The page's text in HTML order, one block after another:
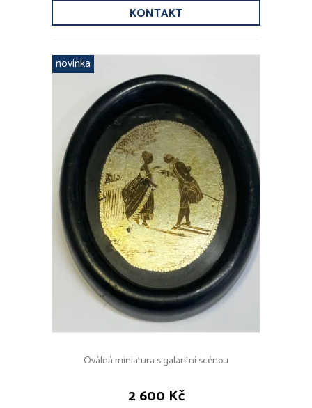
KONTAKT
novinka
Oválná miniatura s galantní scénou
2 600 Kč